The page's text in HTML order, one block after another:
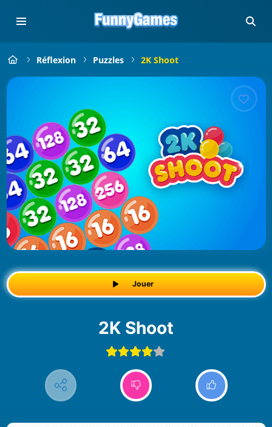
Réflexion Puzzles 2K Shoot
Jouer
2K Shoot